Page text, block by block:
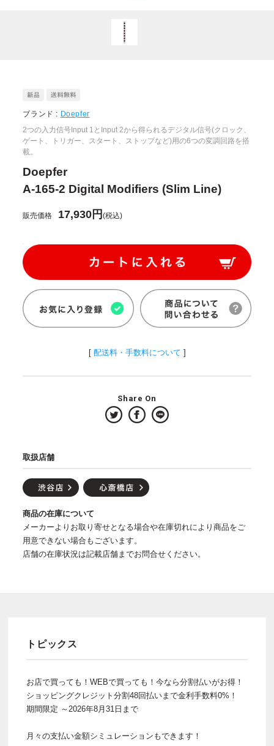
ブランド : Doepfer
2つの入力信号Input 1とInput 2から得られるデジタル信号(クロック、
ゲート、トリガー、スタート、ストップなど)用の6つの変調回路を搭
載。
Doepfer
A-165-2 Digital Modifiers (Slim Line)
販売価格 17,930円(税込)
[ 配送料・手数料について ]
Share On
取扱店舗
商品の在庫について
メーカーよりお取り寄せとなる場合や在庫切れにより商品をご
用意できない場合もございます。
店舗の在庫状況は記載店舗までお問合せください。
トピックス
お店で買っても！WEBで買っても！今なら分割払いがお得！
ショッピングクレジット分割48回払いまで金利手数料0%！
期間限定 ～2026年8月31日まで
月々の支払い金額シミュレーションもできます！